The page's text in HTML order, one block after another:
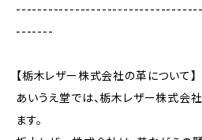
-------
【栃木レザー株式会社の革について】
あいうえ堂では、栃木レザー株式会
ます。